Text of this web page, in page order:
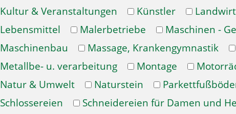
Kultur & Veranstaltungen
Künstler
Lebensmittel
Malerbetriebe
Maschinen -
Maschinenbau
Massage, Krankengymnastik
Metallbe- u. verarbeitung
Montage
Natur & Umwelt
Naturstein
Schlossereien
Schneidereien für Damen und